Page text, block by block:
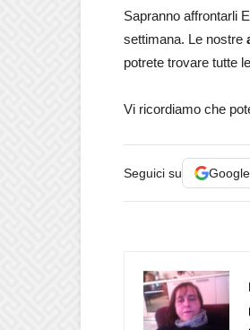
Sapranno affrontarli
settimana. Le nostre
potrete trovare tutte
Vi ricordiamo che
Seguici su Google